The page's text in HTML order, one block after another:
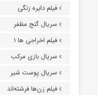
فیلم دایره زنگی
سریال گنج مظفر
فیلم اخراجی ها ۱
سریال بازی مرکب
سریال پوست شیر
فیلم زن‌ها فرشته‌اند